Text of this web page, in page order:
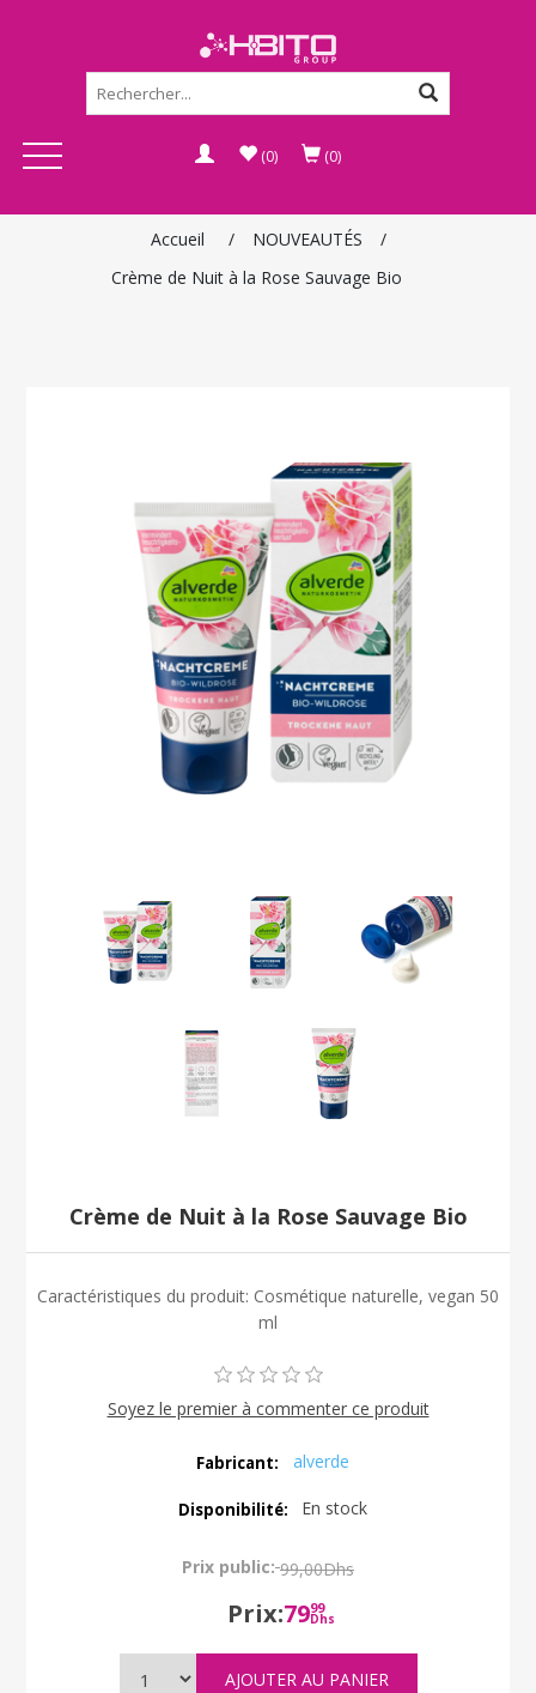
(0) (0)
Accueil / NOUVEAUTÉS
/
Crème de Nuit à la Rose Sauvage Bio
Crème de Nuit à la Rose Sauvage Bio
Caractéristiques du produit: Cosmétique naturelle, vegan 50
ml
Soyez le premier à commenter ce produit
Fabricant: alverde
Disponibilité: En stock
Prix public: 99,00Dhs
Prix:7999
Dhs